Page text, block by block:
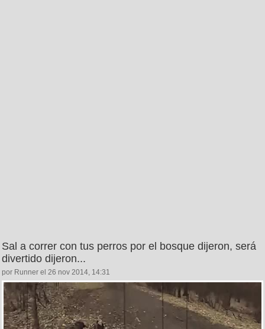
Sal a correr con tus perros por el bosque dijeron, será
divertido dijeron...
por Runner el 26 nov 2014, 14:31